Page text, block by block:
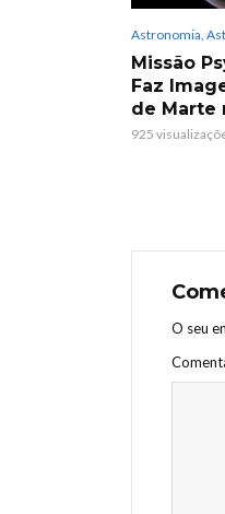
Astronomia,
Missão
Faz
de Marte
925
O seu